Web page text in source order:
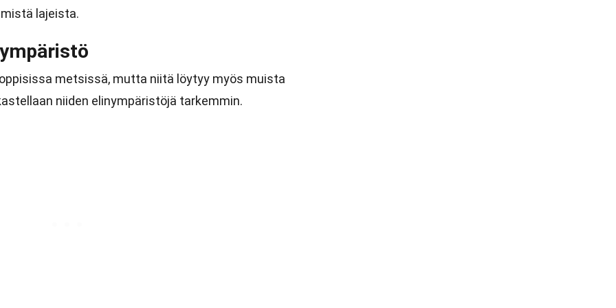
lajeista.
metsissä, mutta niitä löytyy myös muista
niiden elinympäristöjä tarkemmin.